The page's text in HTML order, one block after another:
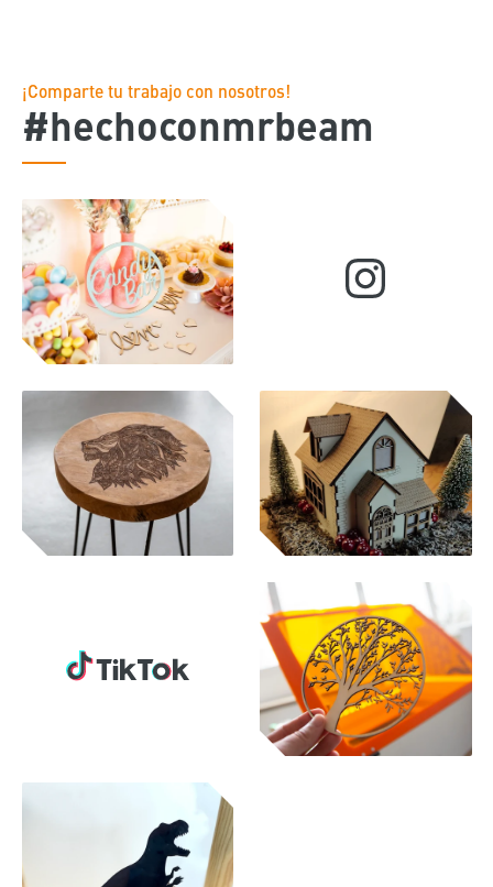
¡Comparte tu trabajo con nosotros!
#hechoconmrbeam